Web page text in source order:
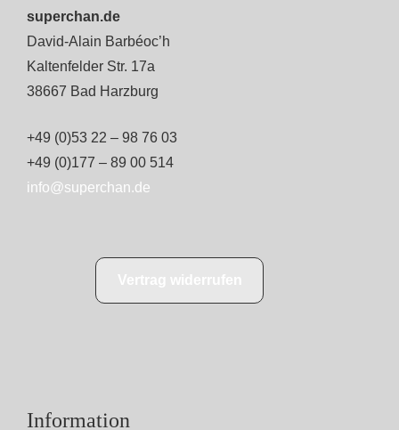
superchan.de
David-Alain Barbéoc’h
Kaltenfelder Str. 17a
38667 Bad Harzburg
+49 (0)53 22 – 98 76 03
+49 (0)177 – 89 00 514
info@superchan.de
Information